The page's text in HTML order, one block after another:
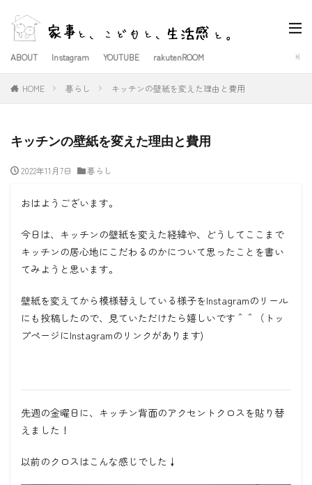
ABOUT Instagram YOUTUBE rakutenROOM
HOME 暮らし キッチンの壁紙を変えた理由と費用
キッチンの壁紙を変えた理由と費用
2022年11月7日 暮らし
おはようございます。
今日は、キッチンの壁紙を変えた経緯や、どうしてここまで
キッチンの居心地にこだわるのかについて思ったことを書い
てみようと思います。
壁紙を変えてから模様替えしている様子をInstagramのリール
にも投稿したので、見ていただけたら嬉しいです＾＾（トッ
プページにInstagramのリンクがあります)
先週の金曜日に、キッチン背面のアクセントクロスを貼り替
えました！
以前のクロスはこんな感じでした ↓